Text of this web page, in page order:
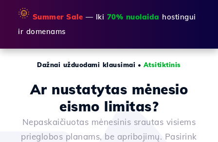
🌞 Summer Sale — Iki 70% nuolaida hostingui
ir domenams
Dažnai užduodami klausimai • Atsitiktinis
Ar nustatytas mėnesio
eismo limitas?
Nepaskaičiuotas mėnesinis srautas visiems
prieglobos planams, be apribojimų. Pasirink